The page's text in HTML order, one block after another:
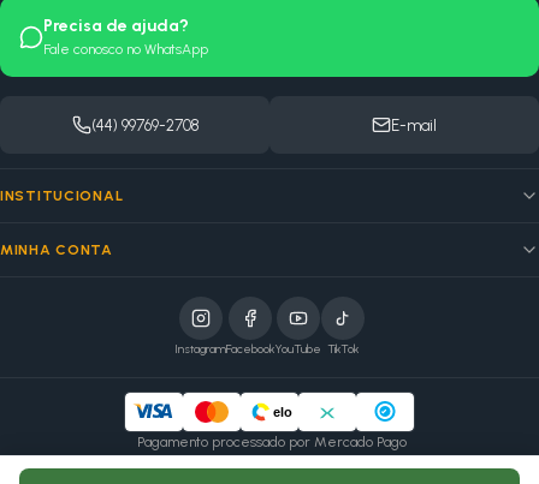
Precisa de ajuda?
Fale conosco no WhatsApp
(44) 99769-2708 E-mail
INSTITUCIONAL
MINHA CONTA
InstagramFacebookYouTube TikTok
elo
Pagamento processado por Mercado Pago